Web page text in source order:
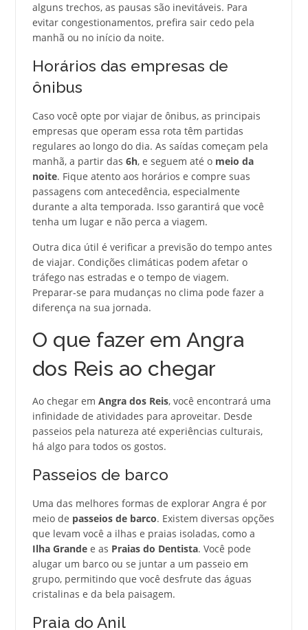
alguns trechos, as pausas são inevitáveis. Para
evitar congestionamentos, prefira sair cedo pela
manhã ou no início da noite.
Horários das empresas de
ônibus
Caso você opte por viajar de ônibus, as principais
empresas que operam essa rota têm partidas
regulares ao longo do dia. As saídas começam pela
manhã, a partir das 6h, e seguem até o meio da
noite. Fique atento aos horários e compre suas
passagens com antecedência, especialmente
durante a alta temporada. Isso garantirá que você
tenha um lugar e não perca a viagem.
Outra dica útil é verificar a previsão do tempo antes
de viajar. Condições climáticas podem afetar o
tráfego nas estradas e o tempo de viagem.
Preparar-se para mudanças no clima pode fazer a
diferença na sua jornada.
O que fazer em Angra
dos Reis ao chegar
Ao chegar em Angra dos Reis, você encontrará uma
infinidade de atividades para aproveitar. Desde
passeios pela natureza até experiências culturais,
há algo para todos os gostos.
Passeios de barco
Uma das melhores formas de explorar Angra é por
meio de passeios de barco. Existem diversas opções
que levam você a ilhas e praias isoladas, como a
Ilha Grandee as Praias do Dentista. Você pode
alugar um barco ou se juntar a um passeio em
grupo, permitindo que você desfrute das águas
cristalinas e da bela paisagem.
Praia do Anil